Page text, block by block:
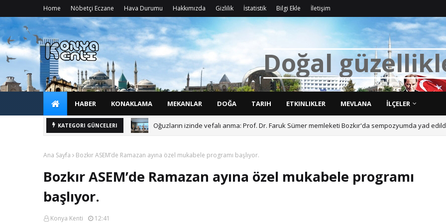
Home Nöbetçi Eczane Hava Durumu Hakkımızda Gizlilik İstatistik Bilgi Ekle İletişim
Doğal güzellikl
HABER KONAKLAMA MEKANLAR DOĞA TARIH ETKINLIKLER MEVLANA İLÇELER
KATEGORI GÜNCELERI Oğuzların izinde vefalı anma: Prof. Dr. Faruk Sümer memleketi Bozkır'da sempozyumda yad
Ana Sayfa Bozkır ASEM’de Ramazan ayına özel mukabele programı başlıyor.
Bozkır ASEM’de Ramazan ayına özel mukabele programı
başlıyor.
Konya Kenti 12:41